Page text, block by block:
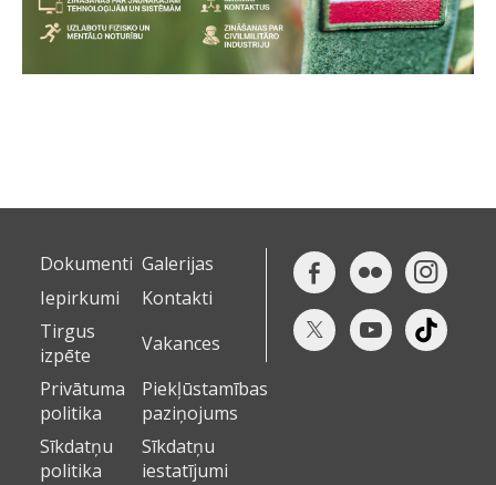
Dokumenti Galerijas
Iepirkumi
Kontakti
Tirgus
izpēte
Vakances
Privātuma
politika
Piekļūstamības
paziņojums
Sīkdatņu
politika
Sīkdatņu
iestatījumi